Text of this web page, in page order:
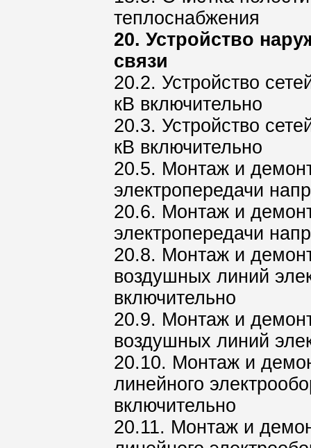
теплоснабжения
20. Устройство
связи
20.2. Устройство
кВ включительно
20.3. Устройство
кВ включительно
20.5. Монтаж и
электропередачи
20.6. Монтаж и
электропередачи
20.8. Монтаж и
воздушных линий
включительно
20.9. Монтаж и
воздушных линий
20.10. Монтаж и
линейного
включительно
20.11. Монтаж и